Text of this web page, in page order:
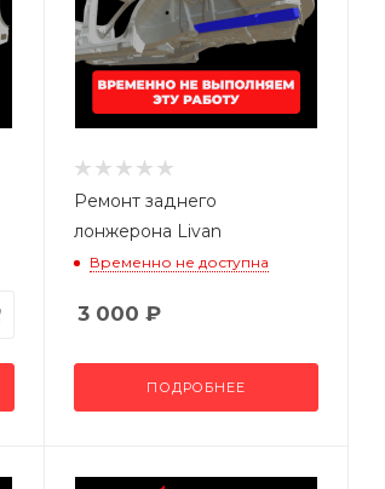
Ремонт заднего
лонжерона Livan
Временно не доступна
3 000 ₽
ПОДРОБНЕЕ